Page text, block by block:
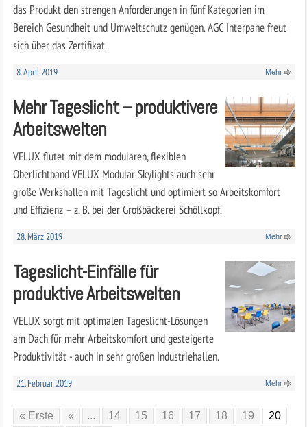
das Produkt den strengen Anforderungen in fünf Kategorien im
Bereich Gesundheit und Umweltschutz genügen. AGC Interpane freut
sich über das Zertifikat.
8. April 2019 Mehr
Mehr Tageslicht – produktivere
Arbeitswelten
VELUX flutet mit dem modularen, flexiblen
Oberlichtband VELUX Modular Skylights auch sehr
große Werkshallen mit Tageslicht und optimiert so Arbeitskomfort
und Effizienz – z. B. bei der Großbäckerei Schöllkopf.
28. März 2019 Mehr
Tageslicht-Einfälle für
produktive Arbeitswelten
VELUX sorgt mit optimalen Tageslicht-Lösungen
am Dach für mehr Arbeitskomfort und gesteigerte
Produktivität - auch in sehr großen Industriehallen.
21. Februar 2019 Mehr
« Erste « ... 14 15 16 17 18 19
20